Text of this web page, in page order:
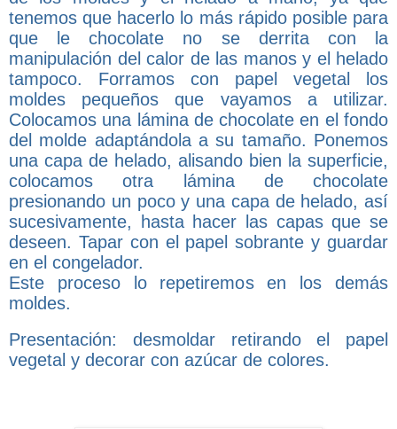
tenemos que hacerlo lo más rápido posible para
que le chocolate no se derrita con la
manipulación del calor de las manos y el helado
tampoco. Forramos con papel vegetal los
moldes pequeños que vayamos a utilizar.
Colocamos una lámina de chocolate en el fondo
del molde adaptándola a su tamaño. Ponemos
una capa de helado, alisando bien la superficie,
colocamos otra lámina de chocolate
presionando un poco y una capa de helado, así
sucesivamente, hasta hacer las capas que se
deseen. Tapar con el papel sobrante y guardar
en el congelador.
Este proceso lo repetiremos en los demás
moldes.
Presentación: desmoldar retirando el papel
vegetal y decorar con azúcar de colores.